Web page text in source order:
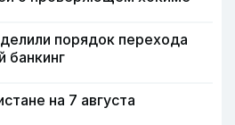
порядок перехода
банкинг
на 7 августа